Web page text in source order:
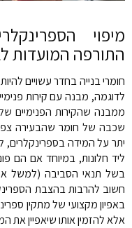
מיפוי
התורפה המועדות
חומרי בנייה בחדר עשויים
לדוגמה, מבנה עם קירות
ממבנה שהקירות הפנימיים
שכבה של חומר שהבעירה
יתר על המידה בספרינקלרים,
ליד חלונות, במיוחד אם הם
בשל תנאי הסביבה (למשל
חשוב להרבות בהצבת
באפיון מקצועי של מתקין
אלא להזמין אותו שיאפיין את